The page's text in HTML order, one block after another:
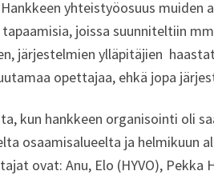
yhteistyöosuus
joissa suunniteltiin
järjestelmien ylläpitäjien
opettajaa, ehkä jopa
kun hankkeen organisointi oli
osaamisalueelta ja helmikuun
ovat: Anu, Elo (HYVO), Pekka